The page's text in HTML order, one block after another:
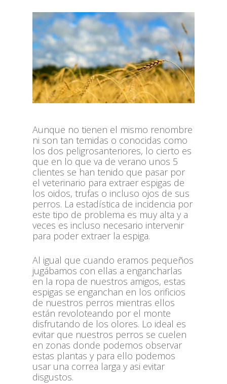
Aunque no tienen el mismo renombre
ni son tan temidas o conocidas como
los dos peligrosanteriores, lo cierto es
que en lo que va de verano unos 5
clientes se han tenido que pasar por
el veterinario para extraer espigas de
los oidos, trufas o incluso ojos de sus
perros. La estadística de incidencia por
este tipo de problema es muy alta y a
veces es incluso necesario intervenir
para poder extraer la espiga.
Al igual que cuando eramos pequeños
jugábamos con ellas a engancharlas
en la ropa de nuestros amigos, estas
espigas se enganchan en los orificios
de nuestros perros mientras ellos
están revoloteando por el monte
disfrutando de los olores. Lo ideal es
evitar que nuestros perros se cuelen
en zonas donde podemos observar
estas plantas y para ello podemos
usar una correa larga y asi evitar
disgustos.